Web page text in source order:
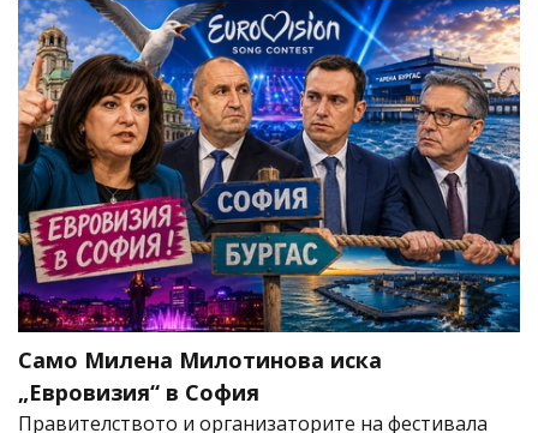
Само Милена Милотинова иска
„Евровизия“ в София
Правителството и организаторите на фестивала